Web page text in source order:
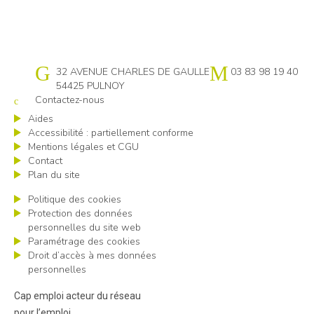
Cap emploi 54
32 AVENUE CHARLES DE GAULLE
54425 PULNOY
03 83 98 19 40
Contactez-nous
Aides
Accessibilité : partiellement conforme
Mentions légales et CGU
Contact
Plan du site
Politique des cookies
Protection des données
personnelles du site web
Paramétrage des cookies
Droit d’accès à mes données
personnelles
Cap emploi acteur du réseau